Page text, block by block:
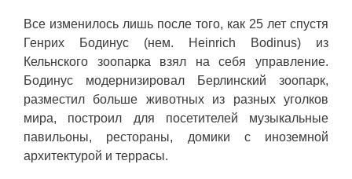
Все изменилось лишь после того, как 25 лет спустя
Генрих Бодинус (нем. Heinrich Bodinus) из
Кельнского зоопарка взял на себя управление.
Бодинус модернизировал Берлинский зоопарк,
разместил больше животных из разных уголков
мира, построил для посетителей музыкальные
павильоны, рестораны, домики с иноземной
архитектурой и террасы.